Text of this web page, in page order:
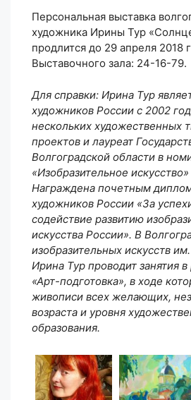
Персональная выставка
художника Ирины Тур
продлится до 29 апреля 2018
Выставочного зала: 24-16-79.
Для справки: Ирина Тур
художников России с 2002
нескольких художественных
проектов и лауреат
Волгоградской области в
«Изобразительное
Награждена почетным
художников России «За
содействие развитию
искусства России». В
изобразительных искусств
Ирина Тур проводит занятия
«Арт-подготовка», в ходе
живописи всех желающих,
возраста и уровня
образования.